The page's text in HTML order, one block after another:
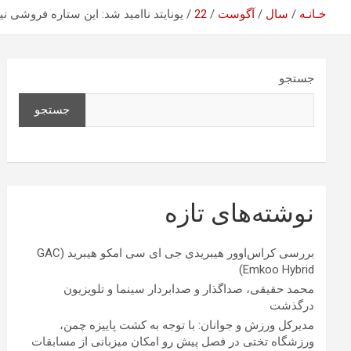
خـانـه سال آگوست 22 یونایتد ناامید شد: این ستاره فروشی
جستجو
جستجو
نوشته‌های تازه
بررسی کراس‌اوور هیبریدی جی ای سی امکو هیبرید (GAC
Emkoo Hybrid)
محمد حقیقی، صداگذار و صدابردار سینما و تلویزیون
درگذشت
مدیرکل ورزش و جوانان: با توجه به کشت پاییزه چمن،
ورزشگاه تختی در فصل پیش رو امکان میزبانی از مسابقات